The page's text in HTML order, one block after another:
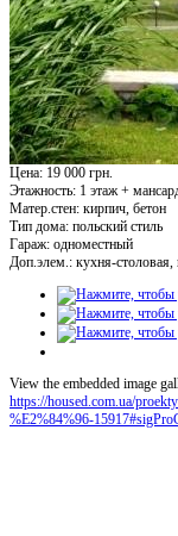
Цена: 19 000 грн.
Этажность: 1 этаж +
Матер.стен: кирпич, бетон
Тип дома: польский стиль
Гараж: одноместный
Доп.элем.: кухня-столовая,
View the embedded image
https://housed.com.ua/
%E2%84%96-